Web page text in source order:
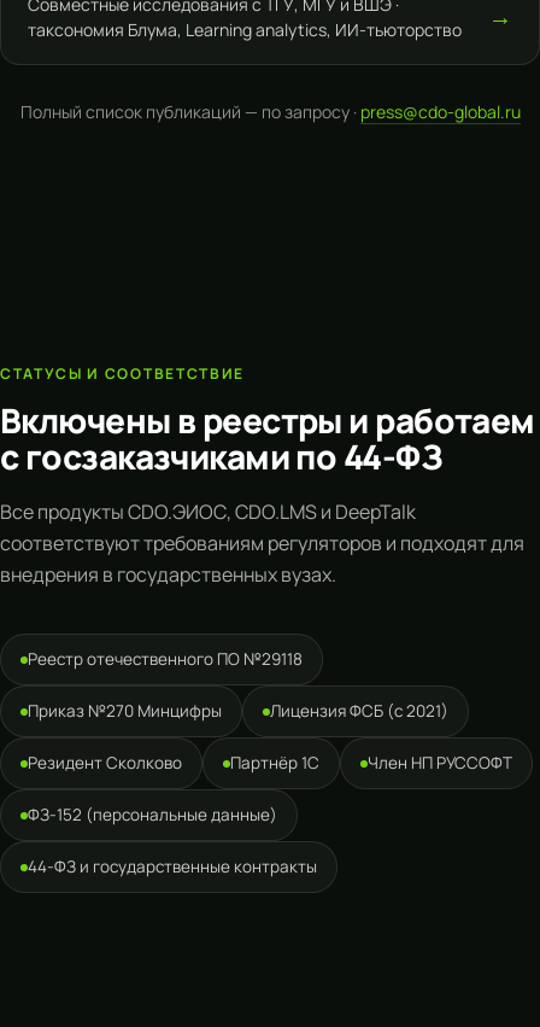
таксономия Блума, Learning analytics, ИИ-тьюторство
→
Полный список публикаций — по запросу · press@cdo-global.ru
СТАТУСЫ И СООТВЕТСТВИЕ
Включены в реестры и работаем
с госзаказчиками по 44-ФЗ
Все продукты CDO.ЭИОС,CDO.LMSи DeepTalk
соответствуют требованиям регуляторов и подходят для
внедрения в государственных вузах.
Реестр отечественного ПО №29118
Приказ №270 Минцифры Лицензия ФСБ (с 2021)
Резидент Сколково Партнёр 1С Член НП РУССОФТ
ФЗ-152 (персональные данные)
44-ФЗ и государственные контракты